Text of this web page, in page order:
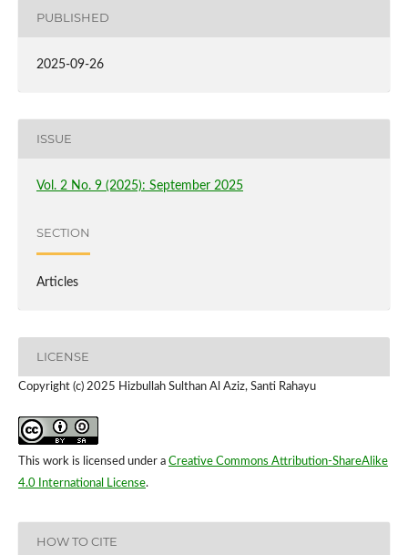
PUBLISHED
2025-09-26
ISSUE
Vol. 2 No. 9 (2025): September 2025
SECTION
Articles
LICENSE
Copyright (c) 2025 Hizbullah Sulthan Al Aziz, Santi Rahayu
This work is licensed under a Creative Commons Attribution-ShareAlike
4.0 International License.
HOW TO CITE